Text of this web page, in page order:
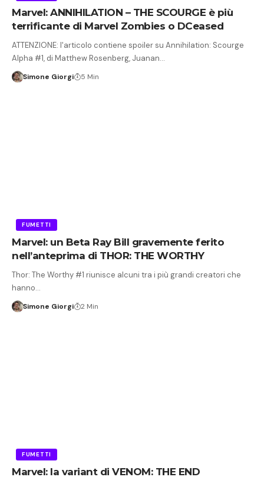
Marvel: ANNIHILATION – THE SCOURGE è più
terrificante di Marvel Zombies o DCeased
ATTENZIONE: l'articolo contiene spoiler su Annihilation: Scourge
Alpha #1, di Matthew Rosenberg, Juanan…
Simone Giorgi 5 Min
FUMETTI
Marvel: un Beta Ray Bill gravemente ferito
nell’anteprima di THOR: THE WORTHY
Thor: The Worthy #1 riunisce alcuni tra i più grandi creatori che
hanno…
Simone Giorgi 2 Min
FUMETTI
Marvel: la variant di VENOM: THE END